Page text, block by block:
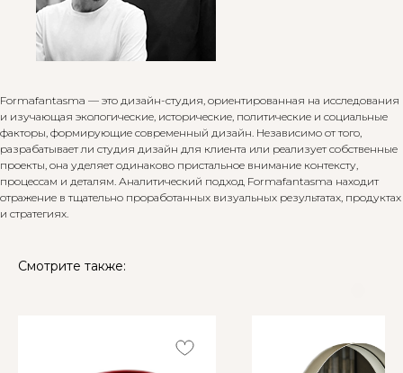
Formafantasma — это дизайн-студия, ориентированная на исследования
и изучающая экологические, исторические, политические и социальные
факторы, формирующие современный дизайн. Независимо от того,
разрабатывает ли студия дизайн для клиента или реализует собственные
проекты, она уделяет одинаково пристальное внимание контексту,
процессам и деталям. Аналитический подход Formafantasma находит
отражение в тщательно проработанных визуальных результатах, продуктах
и ​​стратегиях.
Смотрите также: